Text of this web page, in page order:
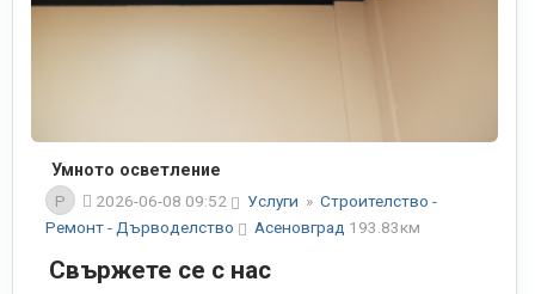
Умното осветление
P
2026-06-08 09:52 Услуги » Строителство -
Ремонт - Дърводелство
Асеновград 193.83км
Свържете се с нас